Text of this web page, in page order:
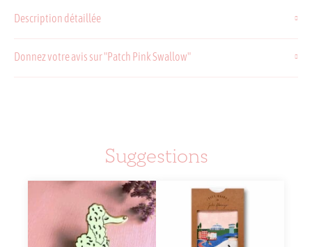
Description détaillée
Donnez votre avis sur "Patch Pink Swallow"
Suggestions